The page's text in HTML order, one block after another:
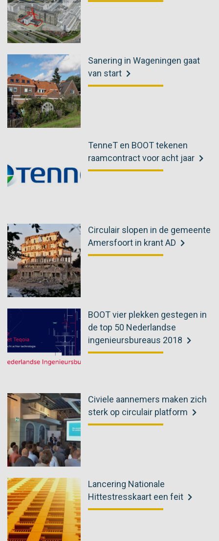
Sanering in Wageningen gaat
van start
TenneT en BOOT tekenen
raamcontract voor acht jaar
Circulair slopen in de gemeente
Amersfoort in krant AD
BOOT vier plekken gestegen in
de top 50 Nederlandse
ingenieursbureaus 2018
Civiele aannemers maken zich
sterk op circulair platform
Lancering Nationale
Hittestresskaart een feit